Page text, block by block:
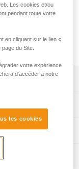
structures
diamètre.
: 2 et 3 m
pour se
travail.
du harnais
l’utilisateur, de
CE EN 358,
3
Les cookies et/ou
pendant toute votre
en cliquant sur le lien «
du Site.
votre expérience
d’accéder à notre
les cookies